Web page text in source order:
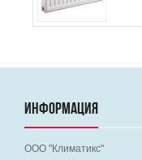
ИНФОРМАЦИЯ
ООО "Климатикс"